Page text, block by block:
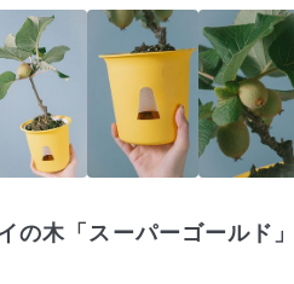
の木「スーパーゴールド」